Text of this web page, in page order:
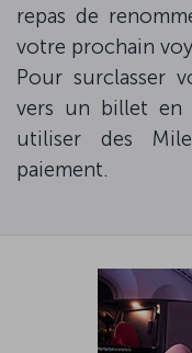
repas de
votre prochain
Pour surclasser
vers un billet en
utiliser des
paiement.